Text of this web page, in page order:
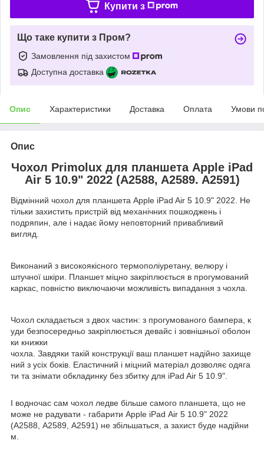
Купити з
Що таке купити з Пром?
Замовлення під захистом
Доступна доставка
Опис Характеристики Доставка Оплата Умови
Опис
Чохол Primolux для планшета Apple iPad
Air 5 10.9" 2022 (A2588, A2589. A2591)
Відмінний чохол для планшета Apple iPad Air 5 10.9" 2022. Не
тільки захистить пристрій від механічних пошкоджень і
подряпин, але і надає йому неповторний привабливий
вигляд.
Виконаний з високоякісного термополіуретану, велюру і
штучної шкіри. Планшет міцно закріплюється в прогумований
каркас, повністю виключаючи можливість випадання з чохла.
Чохол складається з двох частин: з прогумованого бампера, к
уди безпосередньо закріплюється девайс і зовнішньої оболон
ки книжки
чохла. Завдяки такій конструкції ваш планшет надійно захище
ний з усіх боків. Еластичний і міцний матеріал дозволяє одяга
ти та знімати обкладинку без збитку для iPad Air 5 10.9".
І водночас сам чохол ледве більше самого планшета, що не
може не радувати - габарити Apple iPad Air 5 10.9" 2022
(A2588, A2589, A2591) не збільшаться, а захист буде надійни
м.